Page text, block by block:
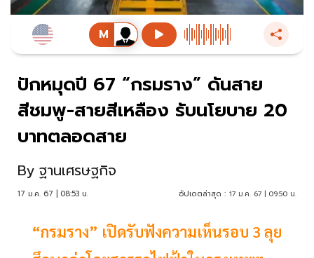
ปักหมุดปี 67 “กรมราง” ดันสาย
สีชมพู-สายสีเหลือง รับนโยบาย 20
บาทตลอดสาย
By ฐานเศรษฐกิจ
17 ม.ค. 67 | 08:53 น. อัปเดตล่าสุด : 17 ม.ค. 67 | 09:50 น.
“กรมราง” เปิดรับฟังความเห็นรอบ 3 ลุย